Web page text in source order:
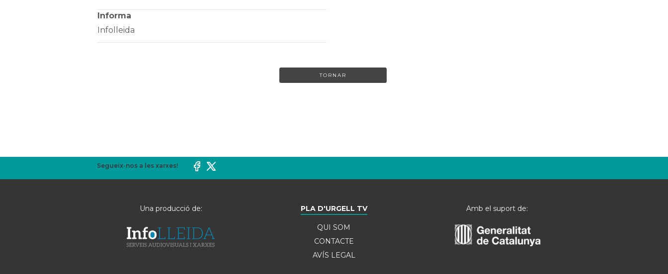
Informa
Infolleida
TORNAR
Segueix-nos a les xarxes!
Una producció de: PLA D'URGELL TV
QUI SOM
CONTACTE
AVÍS LEGAL
Amb el suport de: